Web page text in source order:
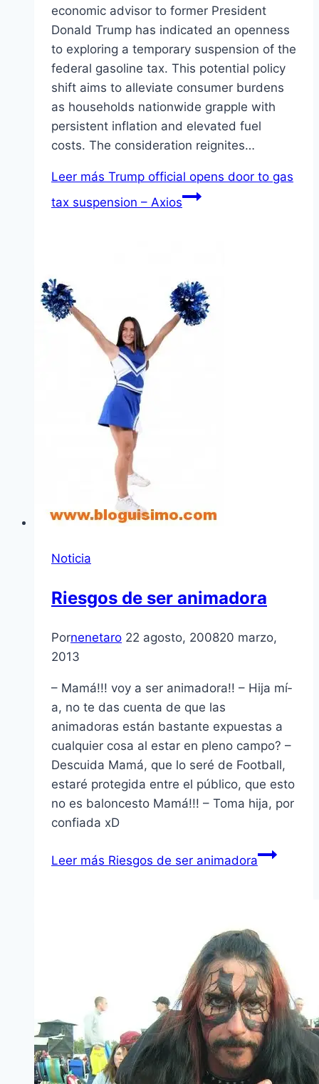
economic advisor to former President
Donald Trump has indicated an openness
to exploring a temporary suspension of the
federal gasoline tax. This potential policy
shift aims to alleviate consumer burdens
as households nationwide grapple with
persistent inflation and elevated fuel
costs. The consideration reignites…
Leer más Trump official opens door to gas
tax suspension – Axios
Noticia
Riesgos de ser animadora
Pornenetaro 22 agosto, 200820 marzo,
2013
– Mamá!!! voy a ser animadora!! – Hija mí­
a, no te das cuenta de que las
animadoras están bastante expuestas a
cualquier cosa al estar en pleno campo? –
Descuida Mamá, que lo seré de Football,
estaré protegida entre el público, que esto
no es baloncesto Mamá!!! – Toma hija, por
confiada xD
Leer más Riesgos de ser animadora